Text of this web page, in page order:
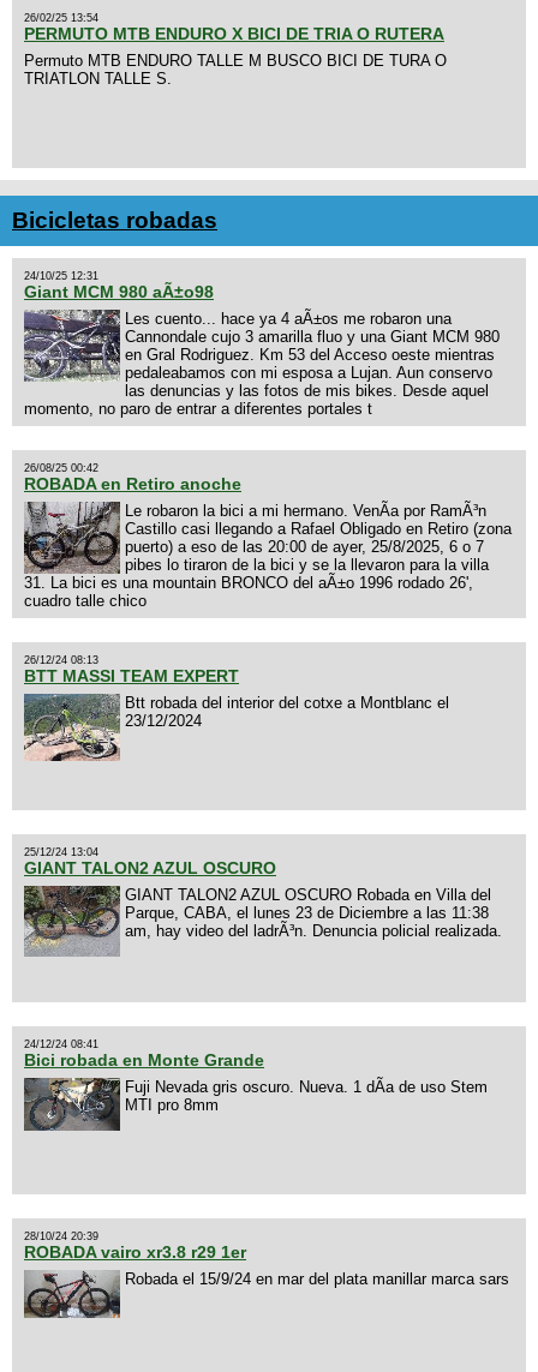
26/02/25 13:54
PERMUTO MTB ENDURO X BICI DE TRIA O RUTERA
Permuto MTB ENDURO TALLE M BUSCO BICI DE TURA O
TRIATLON TALLE S.
Bicicletas robadas
24/10/25 12:31
Giant MCM 980 aÃ±o98
Les cuento... hace ya 4 aÃ±os me robaron una
Cannondale cujo 3 amarilla fluo y una Giant MCM 980
en Gral Rodriguez. Km 53 del Acceso oeste mientras
pedaleabamos con mi esposa a Lujan. Aun conservo
las denuncias y las fotos de mis bikes. Desde aquel
momento, no paro de entrar a diferentes portales t
26/08/25 00:42
ROBADA en Retiro anoche
Le robaron la bici a mi hermano. VenÃ­a por RamÃ³n
Castillo casi llegando a Rafael Obligado en Retiro (zona
puerto) a eso de las 20:00 de ayer, 25/8/2025, 6 o 7
pibes lo tiraron de la bici y se la llevaron para la villa
31. La bici es una mountain BRONCO del aÃ±o 1996 rodado 26',
cuadro talle chico
26/12/24 08:13
BTT MASSI TEAM EXPERT
Btt robada del interior del cotxe a Montblanc el
23/12/2024
25/12/24 13:04
GIANT TALON2 AZUL OSCURO
GIANT TALON2 AZUL OSCURO Robada en Villa del
Parque, CABA, el lunes 23 de Diciembre a las 11:38
am, hay video del ladrÃ³n. Denuncia policial realizada.
24/12/24 08:41
Bici robada en Monte Grande
Fuji Nevada gris oscuro. Nueva. 1 dÃ­a de uso Stem
MTI pro 8mm
28/10/24 20:39
ROBADA vairo xr3.8 r29 1er
Robada el 15/9/24 en mar del plata manillar marca sars